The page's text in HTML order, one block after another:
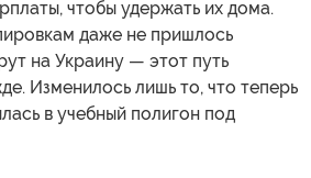
чтобы удержать их дома.
даже не пришлось
на Украину — этот путь
Изменилось лишь то, что теперь
в учебный полигон под